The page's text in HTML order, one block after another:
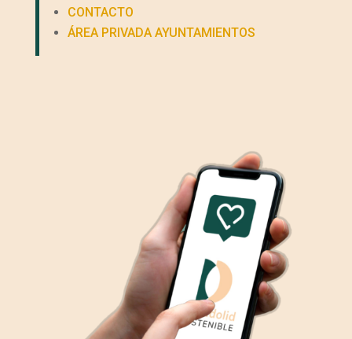
CONTACTO
ÁREA PRIVADA AYUNTAMIENTOS